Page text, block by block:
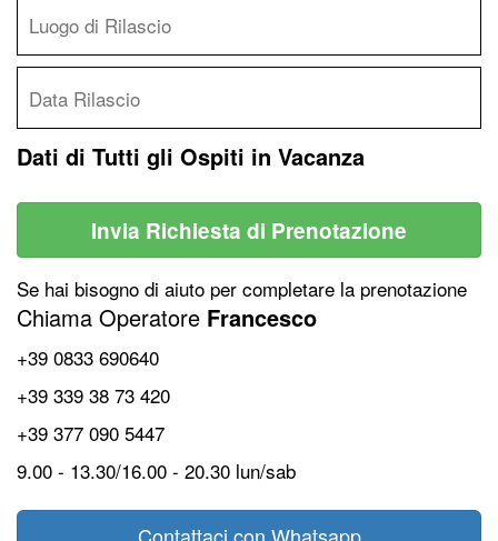
Dati di Tutti gli Ospiti in Vacanza
Invia Richiesta di Prenotazione
Se hai bisogno di aiuto per completare la prenotazione
Chiama Operatore Francesco
+39 0833 690640
+39 339 38 73 420
+39 377 090 5447
9.00 - 13.30/16.00 - 20.30 lun/sab